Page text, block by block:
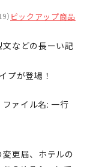
ピックアップ商品
）
などの長ーい記
プが登場！
更届、ホテルの